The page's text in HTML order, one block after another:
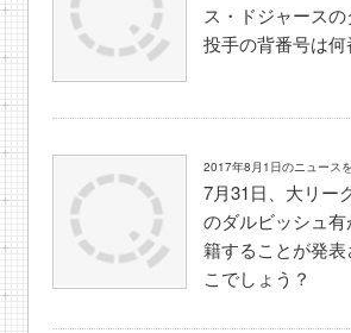
ス・ドジャース
投手の背番号は何
2017年8月1日のニュース
7月31日、大リー
のダルビッシュ
籍することが発
こでしょう？